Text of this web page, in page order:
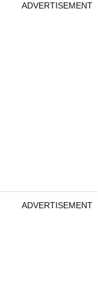
ADVERTISEMENT
ADVERTISEMENT